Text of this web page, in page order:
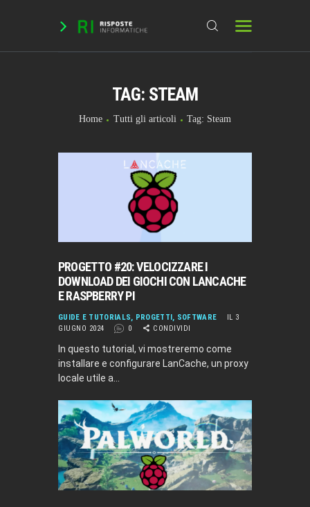
TAG: STEAM
Home Tutti gli articoli Tag: Steam
DOMANDE & RICHIESTE
INFO
PROGETTO #20: VELOCIZZARE I
DOWNLOAD DEI GIOCHI CON LANCACHE
E RASPBERRY PI
GUIDE E TUTORIALS PROGETTI SOFTWARE
IL 3
GIUGNO 2024
0 CONDIVIDI
In questo tutorial, vi mostreremo come
installare e configurare LanCache, un proxy
locale utile a…